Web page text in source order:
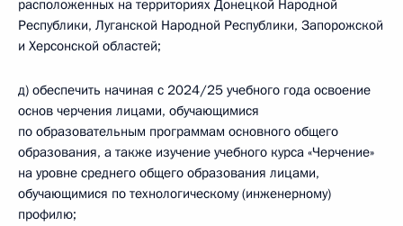
расположенных на территориях Донецкой Народной
Республики, Луганской Народной Республики, Запорожской
и Херсонской областей;
д) обеспечить начиная с 2024/25 учебного года освоение
основ черчения лицами, обучающимися
по образовательным программам основного общего
образования, а также изучение учебного курса «Черчение»
на уровне среднего общего образования лицами,
обучающимися по технологическому (инженерному)
профилю;